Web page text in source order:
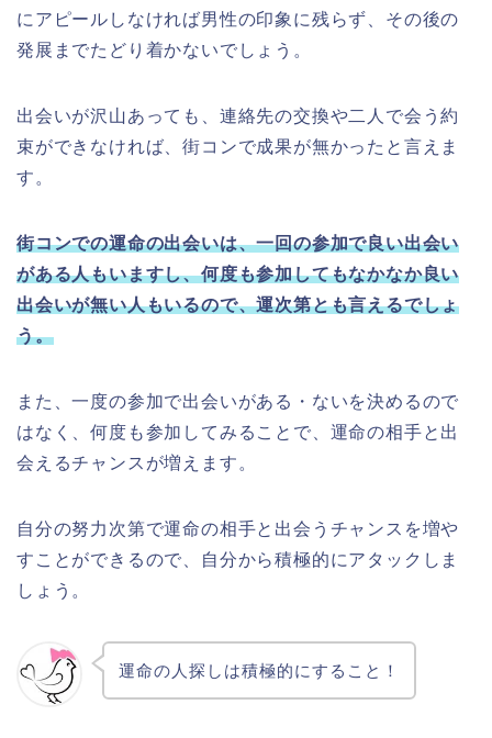
にアピールしなければ男性の印象に残らず、その後の
発展までたどり着かないでしょう。
出会いが沢山あっても、連絡先の交換や二人で会う約
束ができなければ、街コンで成果が無かったと言えま
す。
街コンでの運命の出会いは、一回の参加で良い出会い
がある人もいますし、何度も参加してもなかなか良い
出会いが無い人もいるので、運次第とも言えるでしょ
う。
また、一度の参加で出会いがある・ないを決めるので
はなく、何度も参加してみることで、運命の相手と出
会えるチャンスが増えます。
自分の努力次第で運命の相手と出会うチャンスを増や
すことができるので、自分から積極的にアタックしま
しょう。
運命の人探しは積極的にすること！